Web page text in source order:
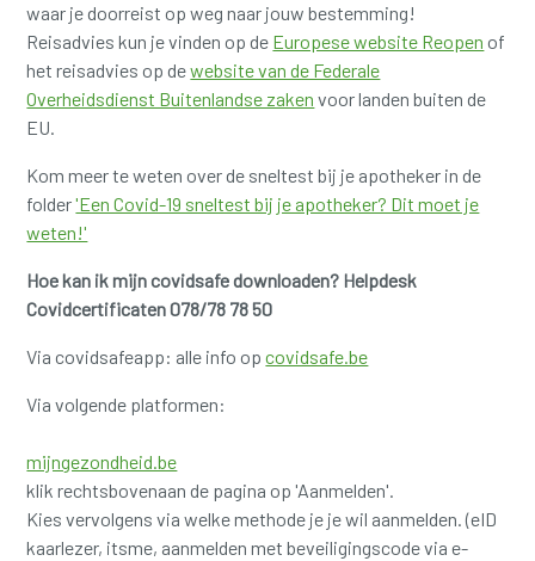
waar je doorreist op weg naar jouw bestemming!
Reisadvies kun je vinden op de Europese website Reopen of
het reisadvies op dewebsite van de Federale
Overheidsdienst Buitenlandse zaken voor landen buiten de
EU.
Kom meer te weten over de sneltest bij je apotheker in de
folder'Een Covid-19 sneltest bij je apotheker? Dit moet je
weten!'
Hoe kan ik mijn covidsafe downloaden? Helpdesk
Covidcertificaten 078/78 78 50
Via covidsafeapp: alle info opcovidsafe.be
Via volgende platformen:
mijngezondheid.be
klik rechtsbovenaan de pagina op 'Aanmelden'.
Kies vervolgens via welke methode je je wil aanmelden. (eID
kaarlezer, itsme, aanmelden met beveiligingscode via e-